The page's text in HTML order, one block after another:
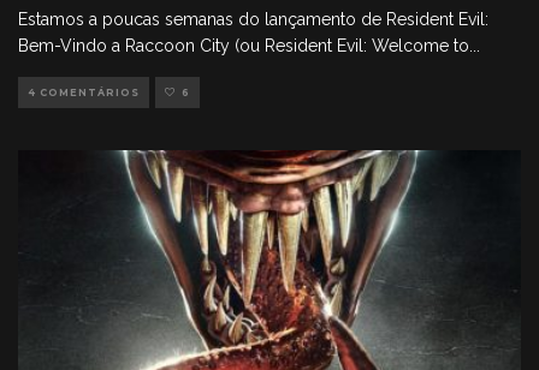
Estamos a poucas semanas do lançamento de Resident Evil:
Bem-Vindo a Raccoon City (ou Resident Evil: Welcome to
4 COMENTÁRIOS 6